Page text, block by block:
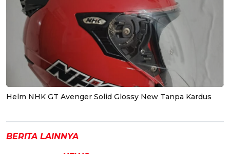
Helm NHK GT Avenger Solid Glossy New Tanpa Kardus
BERITA LAINNYA